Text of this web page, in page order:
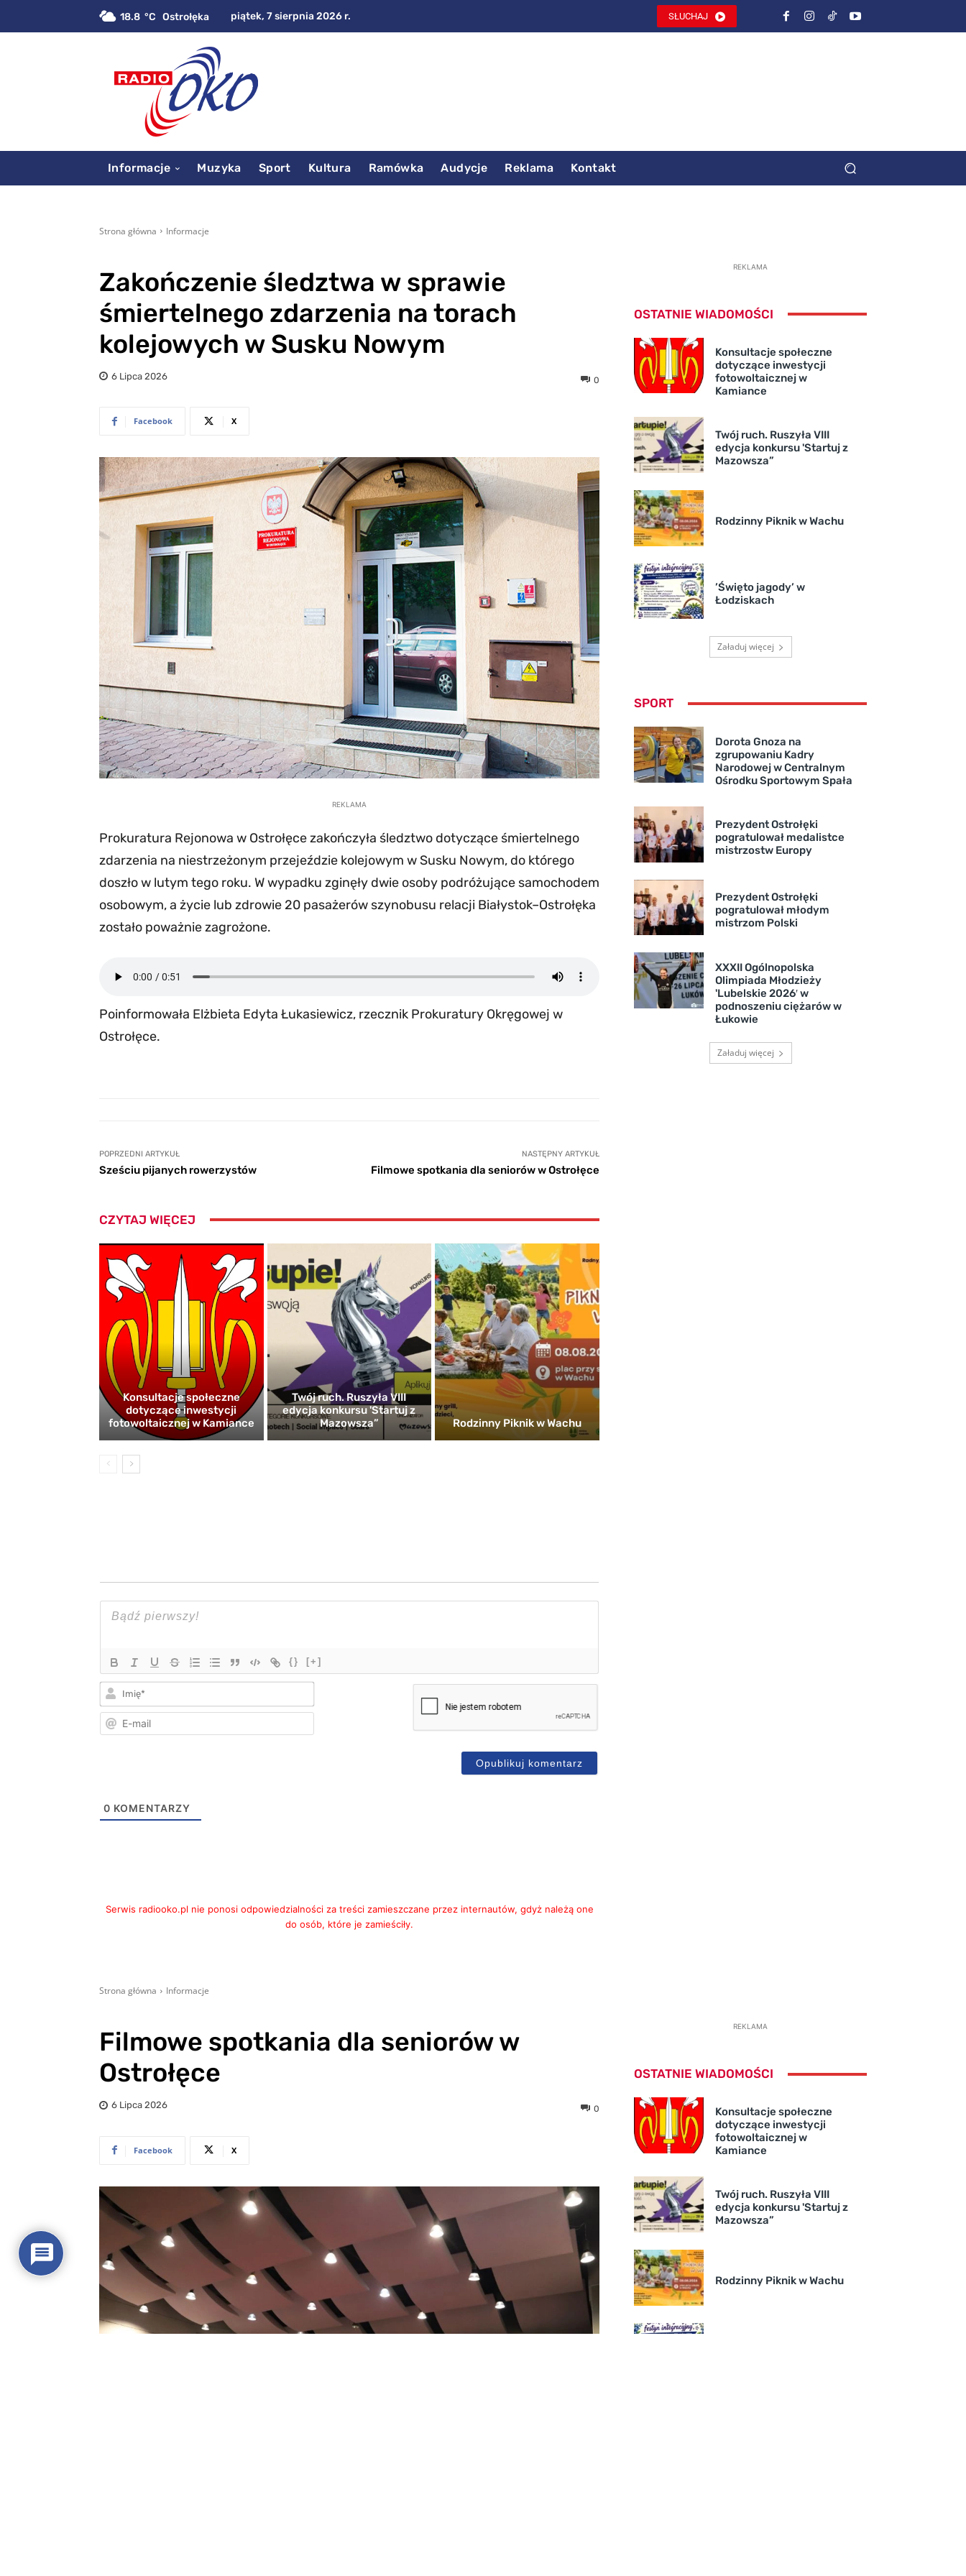
18.8 C Ostrołęka piątek, 7 sierpnia 2026 r. SŁUCHAJ
Informacje Muzyka Sport Kultura Ramówka Audycje Reklama Kontakt
Strona główna Informacje
Zakończenie śledztwa w sprawie
śmiertelnego zdarzenia na torach
kolejowych w Susku Nowym
6 Lipca 2026 0
Facebook X
REKLAMA
Prokuratura Rejonowa w Ostrołęce zakończyła śledztwo dotyczące śmiertelnego
zdarzenia na niestrzeżonym przejeździe kolejowym w Susku Nowym, do którego
doszło w lutym tego roku. W wypadku zginęły dwie osoby podróżujące samochodem
osobowym, a życie lub zdrowie 20 pasażerów szynobusu relacji Białystok–Ostrołęka
zostało poważnie zagrożone.
Poinformowała Elżbieta Edyta Łukasiewicz, rzecznik Prokuratury Okręgowej w
Ostrołęce.
POPRZEDNI ARTYKUŁ
Sześciu pijanych rowerzystów
NASTĘPNY ARTYKUŁ
Filmowe spotkania dla seniorów w Ostrołęce
CZYTAJ WIĘCEJ
Konsultacje społeczne
dotyczące inwestycji
fotowoltaicznej w Kamiance
Twój ruch. Ruszyła VIII
edycja konkursu 'Startuj z
Mazowsza”
Rodzinny Piknik w Wachu
{} [+]
mail
0 KOMENTARZY
Serwis radiooko.pl nie ponosi odpowiedzialności za treści zamieszczane przez internautów, gdyż należą one
do osób, które je zamieściły.
REKLAMA
OSTATNIE WIADOMOŚCI
Konsultacje społeczne
dotyczące inwestycji
fotowoltaicznej w
Kamiance
Twój ruch. Ruszyła VIII
edycja konkursu 'Startuj z
Mazowsza”
Rodzinny Piknik w Wachu
’Święto jagody’ w
Łodziskach
Załaduj więcej
SPORT
Dorota Gnoza na
zgrupowaniu Kadry
Narodowej w Centralnym
Ośrodku Sportowym Spała
Prezydent Ostrołęki
pogratulował medalistce
mistrzostw Europy
Prezydent Ostrołęki
pogratulował młodym
mistrzom Polski
XXXII Ogólnopolska
Olimpiada Młodzieży
'Lubelskie 2026′ w
podnoszeniu ciężarów w
Łukowie
Załaduj więcej